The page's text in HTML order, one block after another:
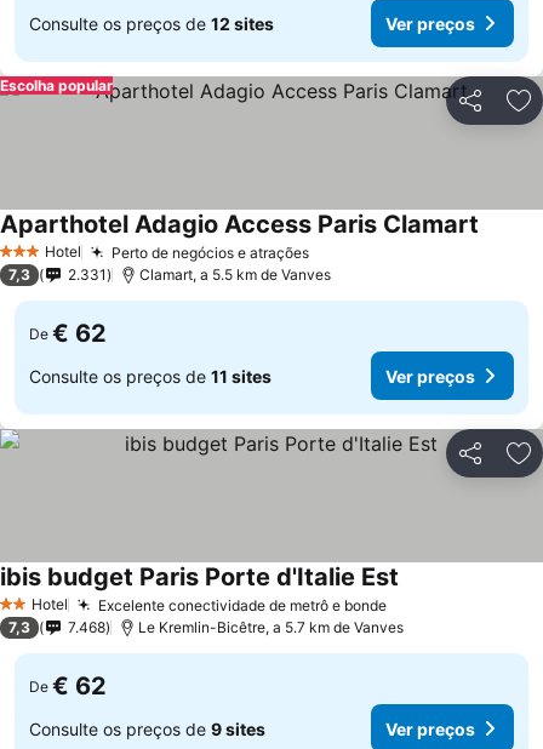
Consulte os preços de 12 sites Ver preços
Partilhar
Escolha popular
3 EstrelasHotel Perto de negócios e atrações
Aparthotel Adagio Access Paris Clamart
7,3 2.331 Clamart, a 5.5 km de Vanves
De € 62
Consulte os preços de 11 sites Ver preços
Partilhar
2 Estrelas
Hotel Excelente conectividade de metrô e bonde
ibis budget Paris Porte d'Italie Est
7,3 7.468 Le Kremlin-Bicêtre, a 5.7 km de Vanves
De € 62
Consulte os preços de 9 sites Ver preços